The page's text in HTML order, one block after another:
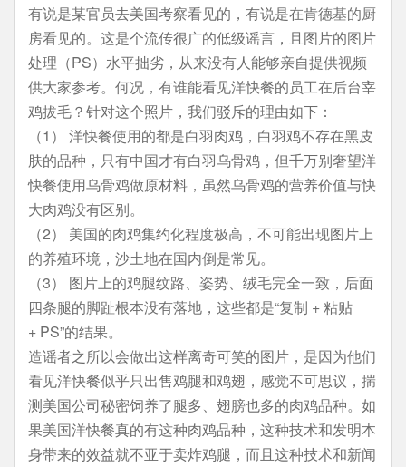
有说是某官员去美国考察看见的，有说是在肯德基的厨
房看见的。这是个流传很广的低级谣言，且图片的图片
处理（PS）水平拙劣，从来没有人能够亲自提供视频
供大家参考。何况，有谁能看见洋快餐的员工在后台宰
鸡拔毛？针对这个照片，我们驳斥的理由如下：
（1） 洋快餐使用的都是白羽肉鸡，白羽鸡不存在黑皮
肤的品种，只有中国才有白羽乌骨鸡，但千万别奢望洋
快餐使用乌骨鸡做原材料，虽然乌骨鸡的营养价值与快
大肉鸡没有区别。
（2） 美国的肉鸡集约化程度极高，不可能出现图片上
的养殖环境，沙土地在国内倒是常见。
（3） 图片上的鸡腿纹路、姿势、绒毛完全一致，后面
四条腿的脚趾根本没有落地，这些都是“复制 + 粘贴
+ PS”的结果。
造谣者之所以会做出这样离奇可笑的图片，是因为他们
看见洋快餐似乎只出售鸡腿和鸡翅，感觉不可思议，揣
测美国公司秘密饲养了腿多、翅膀也多的肉鸡品种。如
果美国洋快餐真的有这种肉鸡品种，这种技术和发明本
身带来的效益就不亚于卖炸鸡腿，而且这种技术和新闻